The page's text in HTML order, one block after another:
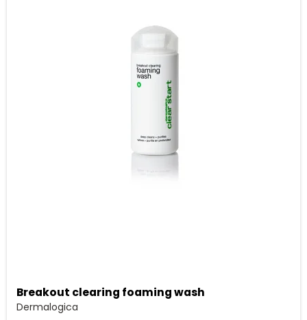
Breakout clearing foaming wash
Dermalogica